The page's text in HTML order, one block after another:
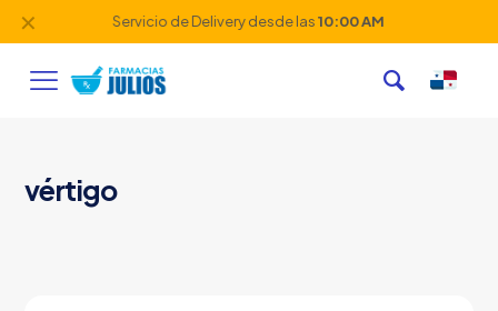
Servicio de Delivery desde las10:00 AM
✕
vértigo